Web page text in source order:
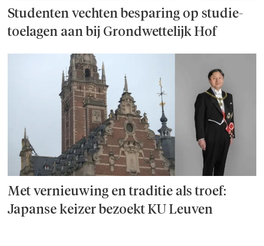
Studenten vechten besparing op studie­
toelagen aan bij Grondwettelijk Hof
Met vernieuwing en traditie als troef:
Japanse keizer bezoekt KU Leuven